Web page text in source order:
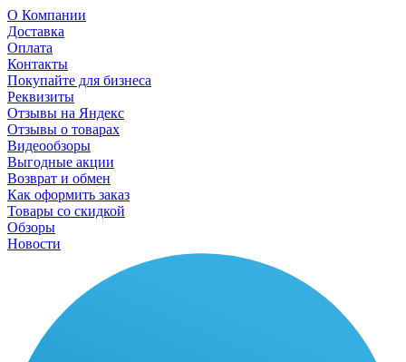
О Компании
Доставка
Оплата
Контакты
Покупайте для бизнеса
Реквизиты
Отзывы на Яндекс
Отзывы о товарах
Видеообзоры
Выгодные акции
Возврат и обмен
Как оформить заказ
Товары со скидкой
Обзоры
Новости